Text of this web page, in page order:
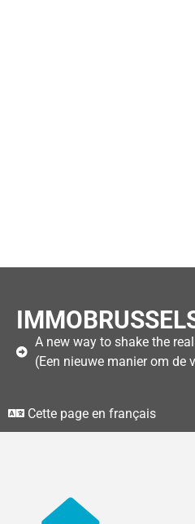
A new way to shake the
(Een nieuwe manier om de
Cette page en français